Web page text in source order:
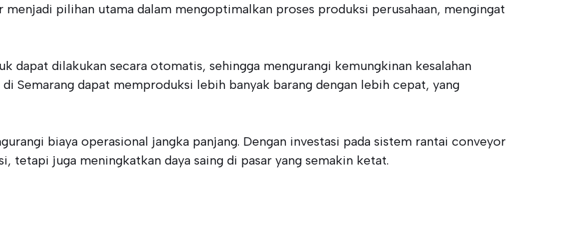
pilihan utama dalam mengoptimalkan proses produksi perusahaan, mengingat
dapat dilakukan secara otomatis, sehingga mengurangi kemungkinan kesalahan
Semarang dapat memproduksi lebih banyak barang dengan lebih cepat, yang
biaya operasional jangka panjang. Dengan investasi pada sistem rantai conveyor
tetapi juga meningkatkan daya saing di pasar yang semakin ketat.